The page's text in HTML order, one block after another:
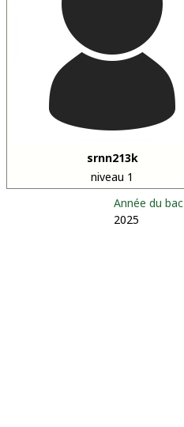
srnn213k
niveau 1
Année du bac
2025